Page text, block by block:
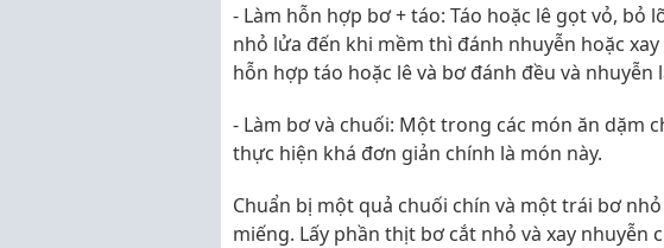
- Làm hỗn hợp bơ + táo: Táo hoặc lê gọt vỏ, bỏ
nhỏ lửa đến khi mềm thì đánh nhuyễn hoặc
hỗn hợp táo hoặc lê và bơ đánh đều và nhuyễn
- Làm bơ và chuối: Một trong các món ăn dặm
thực hiện khá đơn giản chính là món này.
Chuẩn bị một quả chuối chín và một trái bơ
miếng. Lấy phần thịt bơ cắt nhỏ và xay nhuyễn